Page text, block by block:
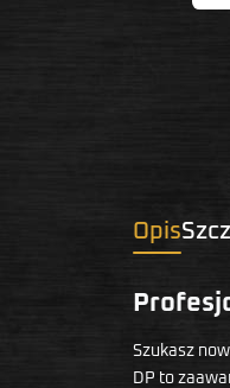
Opis
Szukasz
DP to